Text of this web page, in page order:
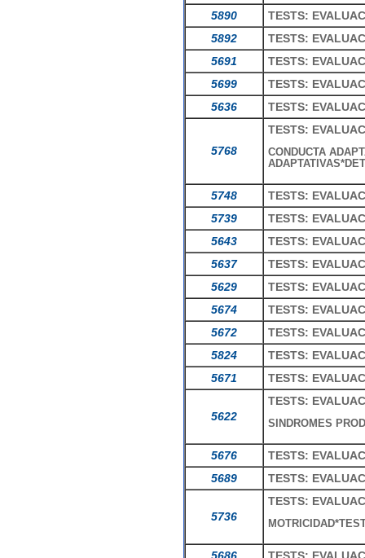
5890
TESTS:
5892
TESTS:
5691
TESTS:
5699
TESTS:
5636
TESTS:
5768
TESTS:
CONDUCTA
5748
TESTS:
5739
TESTS:
5643
TESTS:
5637
TESTS:
5629
TESTS:
5674
TESTS:
5672
TESTS:
5824
TESTS:
5671
TESTS:
5622
TESTS:
SINDROMES
5676
TESTS:
5689
TESTS:
5736
TESTS: